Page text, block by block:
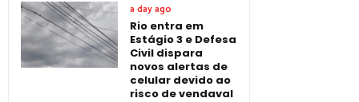
a day ago
Rio entra em
Estágio 3 e Defesa
Civil dispara
novos alertas de
celular devido ao
risco de vendaval